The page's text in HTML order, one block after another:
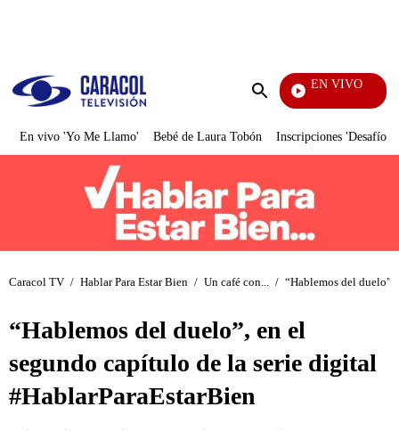
Enviar
EN VIVO
Mi
En vivo 'Yo Me Llamo' Bebé de Laura Tobón Inscripciones 'Desafío'
Caracol TV / Hablar Para Estar Bien / Un café con... / “Hablemos del
“Hablemos del duelo”, en el
segundo capítulo de la serie digital
#HablarParaEstarBien